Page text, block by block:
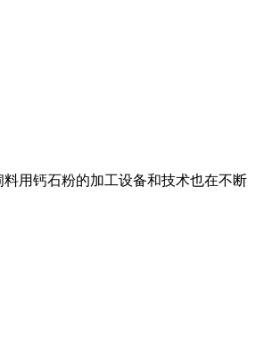
用钙石粉的加工设备和技术也在不断